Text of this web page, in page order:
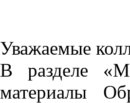
Уважаемые
В разделе
материалы